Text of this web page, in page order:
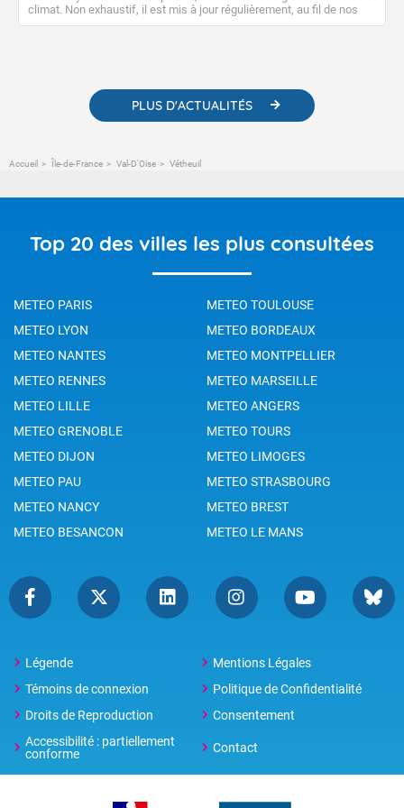
climat. Non exhaustif, il est mis à jour régulièrement, au fil de nos
publications. Vous y trouverez également des liens utiles vers nos
PLUS D'ACTUALITÉS
Accueil Île-de-France Val-D'Oise Vétheuil
Top 20 des villes les plus consultées
METEO PARIS
METEO TOULOUSE
METEO LYON
METEO BORDEAUX
METEO NANTES
METEO MONTPELLIER
METEO RENNES
METEO MARSEILLE
METEO LILLE
METEO ANGERS
METEO GRENOBLE
METEO TOURS
METEO DIJON
METEO LIMOGES
METEO PAU
METEO STRASBOURG
METEO NANCY
METEO BREST
METEO BESANCON
METEO LE MANS
Légende
Mentions Légales
Témoins de connexion
Politique de Confidentialité
Droits de Reproduction
Consentement
Accessibilité : partiellement
conforme
Contact